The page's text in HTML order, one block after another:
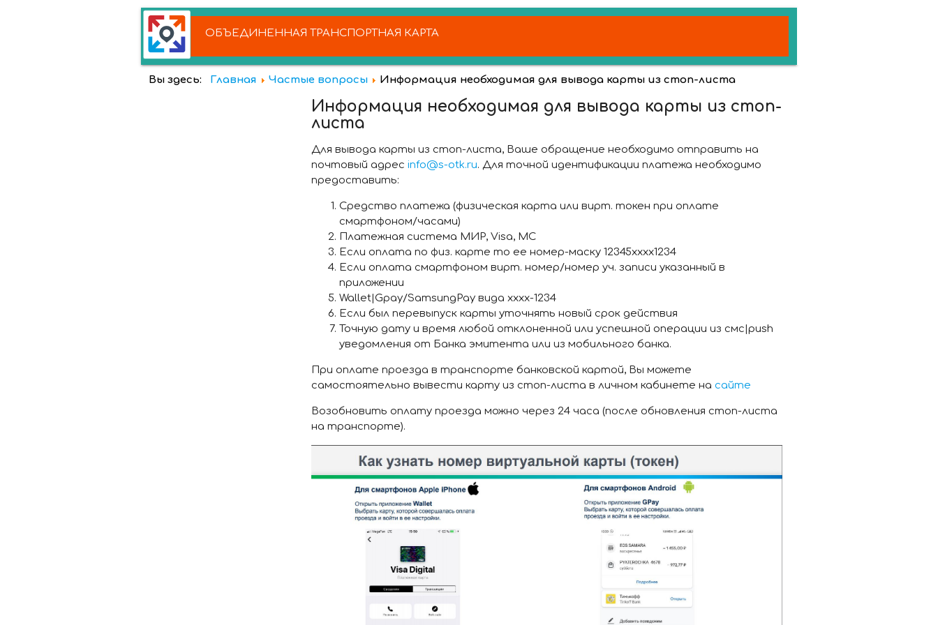
ОБЪЕДИНЕННАЯ ТРАНСПОРТНАЯ КАРТА
Вы здесь: Главная Частые вопросы Информация необходимая для вывода карты из стоп-листа
Информация необходимая для вывода карты из стоп-
листа
Для вывода карты из стоп-листа, Ваше обращение необходимо отправить на
почтовый адрес info@s-otk.ru. Для точной идентификации платежа необходимо
предоставить:
Средство платежа (физическая карта или вирт. токен при оплате
смартфоном/часами)
Платежная система МИР, Visa, MC
Если оплата по физ. карте то ее номер-маску 12345хххх1234
Если оплата смартфоном вирт. номер/номер уч. записи указанный в
приложении
Wallet|Gpay/SamsungPay вида хххх-1234
Если был перевыпуск карты уточнять новый срок действия
Точную дату и время любой отклоненной или успешной операции из смс|push
уведомления от Банка эмитента или из мобильного банка.
При оплате проезда в транспорте банковской картой, Вы можете
самостоятельно вывести карту из стоп-листа в личном кабинете на сайте
Возобновить оплату проезда можно через 24 часа (после обновления стоп-листа
на транспорте).